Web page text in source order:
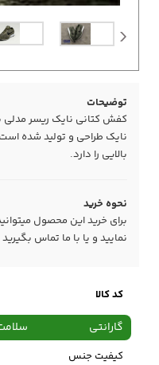
توضیحات
کفش کتانی نایک ریسر مدلی
نایک طراحی و تولید شده
بالایی را دارد.
نحوه خرید
برای خرید این محصول
نمایید و یا با ما تماس بگیرید
کد کالا
گارانتی سلامت
کیفیت جنس